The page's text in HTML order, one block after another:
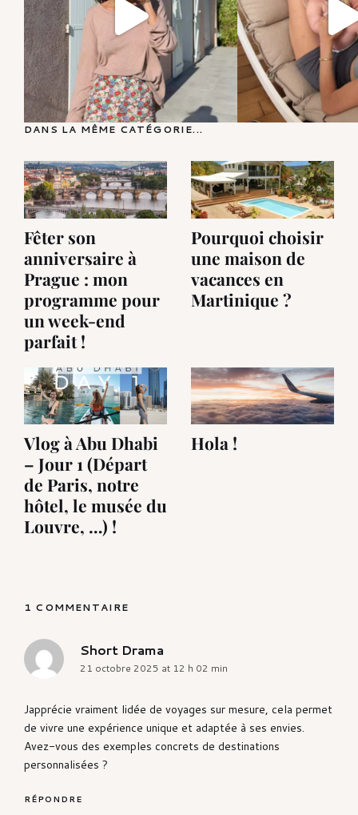
DANS LA MÊME CATÉGORIE...
Fêter son
anniversaire à
Prague : mon
programme pour
un week-end
parfait !
Pourquoi choisir
une maison de
vacances en
Martinique ?
Vlog à Abu Dhabi
– Jour 1 (Départ
de Paris, notre
hôtel, le musée du
Louvre, …) !
Hola !
1 COMMENTAIRE
Short Drama
21 octobre 2025 at 12 h 02 min
Japprécie vraiment lidée de voyages sur mesure, cela permet
de vivre une expérience unique et adaptée à ses envies.
Avez-vous des exemples concrets de destinations
personnalisées ?
RÉPONDRE